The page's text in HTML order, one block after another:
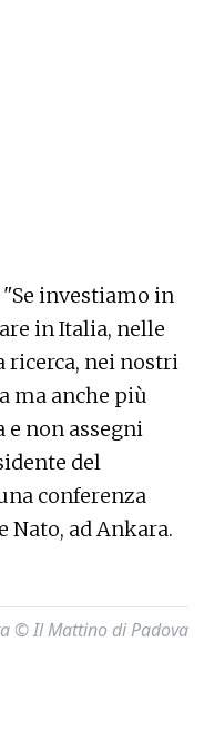
"Se investiamo in
in Italia, nelle
ricerca, nei nostri
ma anche più
non assegni
del
conferenza
Nato, ad Ankara.
© Il Mattino di Padova